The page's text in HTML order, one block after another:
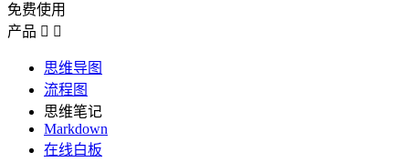
免费使用
产品  
思维导图
流程图
思维笔记
Markdown
在线白板